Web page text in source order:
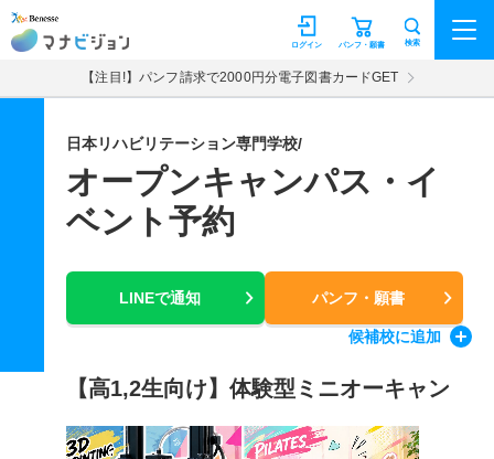
マナビジョン パンフ・願書
ログイン 検索
【注目!】パンフ請求で2000円分電子図書カードGET
日本リハビリテーション専門学校/
オープンキャンパス・イ
ベント予約
LINEで通知 パンフ・願書
候補校に追加
【高1,2生向け】体験型ミニオーキャン